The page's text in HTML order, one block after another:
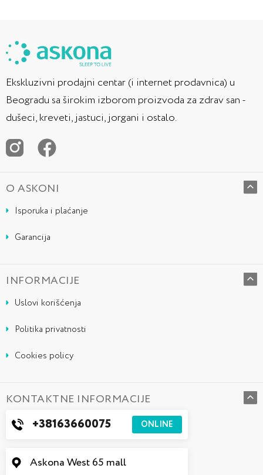
Ekskluzivni prodajni centar (i internet prodavnica) u
Beogradu sa širokim izborom proizvoda za zdrav san -
dušeci, kreveti, jastuci, jorgani i ostalo.
O ASKONI
Isporuka i plaćanje
Garancija
INFORMACIJE
Uslovi korišćenja
Politika privatnosti
Cookies policy
KONTAKTNE INFORMACIJE
+38163660075 ONLINE
Askona West 65 mall